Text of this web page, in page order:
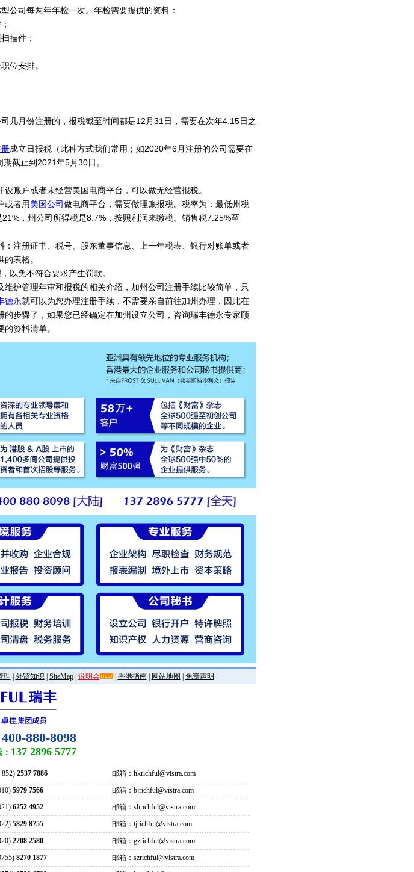
公司每两年年检一次。年检需要提供的资料：
描件；
位安排。
司几月份注册的，报税截至时间都是12月31日，需要在次年4.15日之
成立日报税（此种方式我们常用；如2020年6月注册的公司需要在
截止到2021年5月30日。
账户或者未经营美国电商平台，可以做无经营报税。
或者用美国公司做电商平台，需要做理账报税。税率为：最低州税
，州公司所得税是8.7%，按照利润来缴税。销售税7.25%至
：注册证书、税号、股东董事信息、上一年税表、银行对账单或者
表格。
以免不符合要求产生罚款。
维护管理年审和报税的相关介绍，加州公司注册手续比较简单，只
德永就可以为您办理注册手续，不需要亲自前往加州办理，因此在
的步骤了，如果您已经确定在加州设立公司，咨询瑞丰德永专家顾
资料清单。
理 外贸知识 SiteMap| 说明会 | 香港指南| 网站地图 免责声明
400-880-8098
137 2896 5777
2537 7886
邮箱：hkrichful@vistra.com
5979 7566
邮箱：bjrichful@vistra.com
6252 4952
邮箱：shrichful@vistra.com
5829 8755
邮箱：tjrichful@vistra.com
2208 2580
邮箱：gzrichful@vistra.com
8270 1877
邮箱：szrichful@vistra.com